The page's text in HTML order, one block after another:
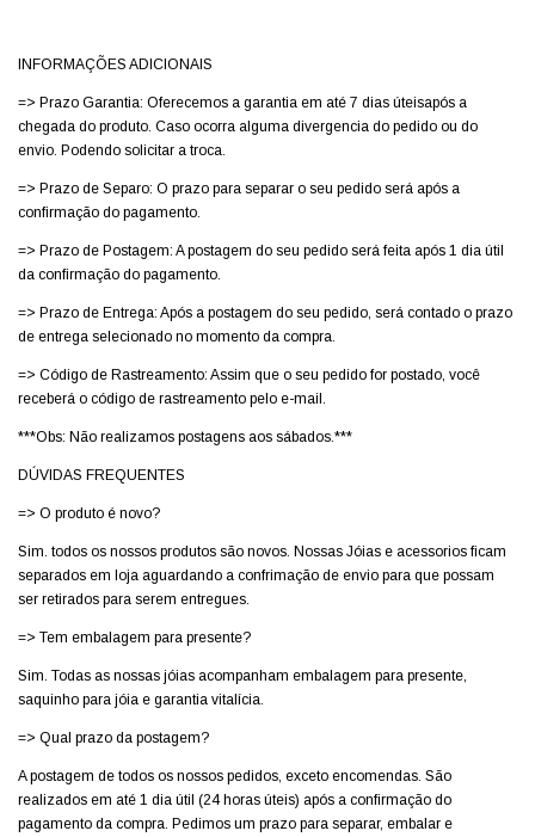
INFORMAÇÕES ADICIONAIS
=> Prazo Garantia: Oferecemos a garantia em até 7 dias úteisapós a
chegada do produto. Caso ocorra alguma divergencia do pedido ou do
envio. Podendo solicitar a troca.
=> Prazo de Separo: O prazo para separar o seu pedido será após a
confirmação do pagamento.
=> Prazo de Postagem: A postagem do seu pedido será feita após 1 dia útil
da confirmação do pagamento.
=> Prazo de Entrega: Após a postagem do seu pedido, será contado o prazo
de entrega selecionado no momento da compra.
=> Código de Rastreamento: Assim que o seu pedido for postado, você
receberá o código de rastreamento pelo e-mail.
***Obs: Não realizamos postagens aos sábados.***
DÚVIDAS FREQUENTES
=> O produto é novo?
Sim. todos os nossos produtos são novos. Nossas Jóias e acessorios ficam
separados em loja aguardando a confrimação de envio para que possam
ser retirados para serem entregues.
=> Tem embalagem para presente?
Sim. Todas as nossas jóias acompanham embalagem para presente,
saquinho para jóia e garantia vitalícia.
=> Qual prazo da postagem?
A postagem de todos os nossos pedidos, exceto encomendas. São
realizados em até 1 dia útil (24 horas úteis) após a confirmação do
pagamento da compra. Pedimos um prazo para separar, embalar e